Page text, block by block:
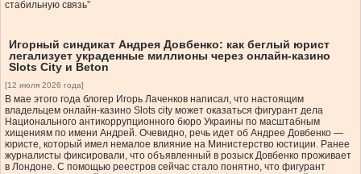
стабильную связь”
Игорный синдикат Андрея Довбенко: как беглый юрист
легализует украденные миллионы через онлайн-казино
Slots City и Beton
[12 июля 2026 года]
В мае этого года блогер Игорь Лаченков написал, что настоящим
владельцем онлайн-казино Slots city может оказаться фигурант дела
Национального антикоррупционного бюро Украины по масштабным
хищениям по имени Андрей. Очевидно, речь идет об Андрее Довбенко —
юристе, который имел немалое влияние на Министерство юстиции. Ранее
журналисты фиксировали, что объявленный в розыск Довбенко проживает
в Лондоне. С помощью реестров сейчас стало понятно, что фигурант